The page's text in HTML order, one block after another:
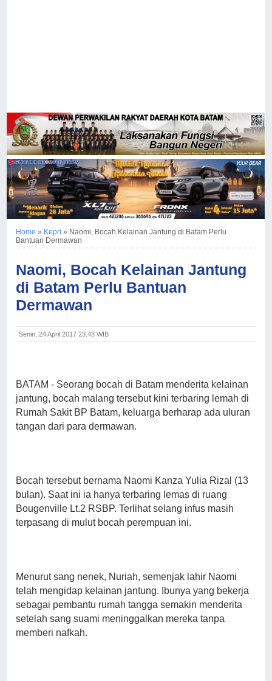
Home » Kepri » Naomi, Bocah Kelainan Jantung di Batam Perlu
Bantuan Dermawan
Naomi, Bocah Kelainan Jantung
di Batam Perlu Bantuan
Dermawan
Senin, 24 April 2017 23.43 WIB
BATAM- Seorang bocah di Batam menderita kelainan
jantung, bocah malang tersebut kini terbaring lemah di
Rumah Sakit BP Batam, keluarga berharap ada uluran
tangan dari para dermawan.
Bocah tersebut bernama Naomi Kanza Yulia Rizal (13
bulan). Saat ini ia hanya terbaring lemas di ruang
Bougenville Lt.2 RSBP. Terlihat selang infus masih
terpasang di mulut bocah perempuan ini.
Menurut sang nenek, Nuriah, semenjak lahir Naomi
telah mengidap kelainan jantung. Ibunya yang bekerja
sebagai pembantu rumah tangga semakin menderita
setelah sang suami meninggalkan mereka tanpa
memberi nafkah.